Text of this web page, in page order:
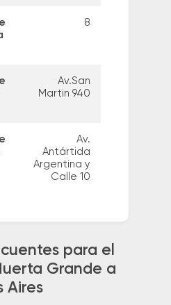
8
Av.San
Martin 940
Av.
Antártida
Argentina y
Calle 10
para el
Grande a
Aires